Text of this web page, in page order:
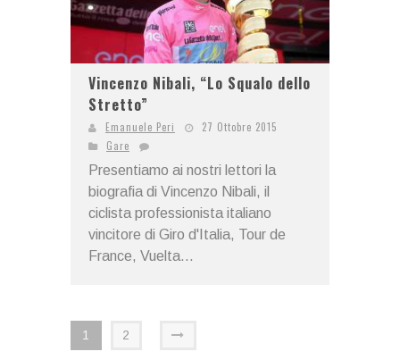
Vincenzo Nibali, “Lo Squalo dello
Stretto”
Emanuele Peri
27 Ottobre 2015
Gare
Presentiamo ai nostri lettori la
biografia di Vincenzo Nibali, il
ciclista professionista italiano
vincitore di Giro d'Italia, Tour de
France, Vuelta...
1 2